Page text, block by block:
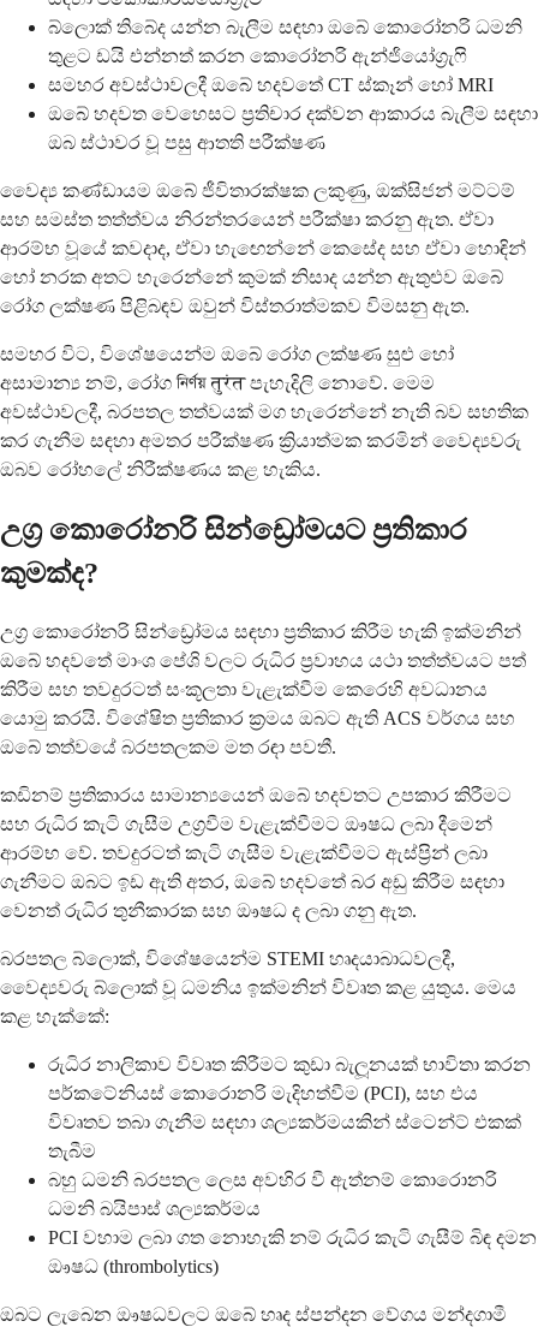
බ්ලොක් තිබේද යන්න බැලීම සඳහා ඔබේ කොරෝනරි ධමනි
තුළට ඩයි එන්නත් කරන කොරෝනරි ඇන්ජියෝග්‍රැෆි
සමහර අවස්ථාවලදී ඔබේ හදවතේ CT ස්කෑන් හෝ MRI
ඔබේ හදවත වෙහෙසට ප්‍රතිචාර දක්වන ආකාරය බැලීම සඳහා
ඔබ ස්ථාවර වූ පසු ආතති පරීක්ෂණ
වෛද්‍ය කණ්ඩායම ඔබේ ජීවිතාරක්ෂක ලකුණු, ඔක්සිජන් මට්ටම්
සහ සමස්ත තත්ත්වය නිරන්තරයෙන් පරීක්ෂා කරනු ඇත. ඒවා
ආරම්භ වූයේ කවදාද, ඒවා හැඟෙන්නේ කෙසේද සහ ඒවා හොඳින්
හෝ නරක අතට හැරෙන්නේ කුමක් නිසාද යන්න ඇතුළුව ඔබේ
රෝග ලක්ෂණ පිළිබඳව ඔවුන් විස්තරාත්මකව විමසනු ඇත.
සමහර විට, විශේෂයෙන්ම ඔබේ රෝග ලක්ෂණ සුළු හෝ
අසාමාන්‍ය නම්, රෝග নির্ণয় तुरंत පැහැදිලි නොවේ. මෙම
අවස්ථාවලදී, බරපතල තත්වයක් මග හැරෙන්නේ නැති බව සහතික
කර ගැනීම සඳහා අමතර පරීක්ෂණ ක්‍රියාත්මක කරමින් වෛද්‍යවරු
ඔබව රෝහලේ නිරීක්ෂණය කළ හැකිය.
උග්‍ර කොරෝනරි සින්ඩ්‍රෝමයට ප්‍රතිකාර
කුමක්ද?
උග්‍ර කොරෝනරි සින්ඩ්‍රෝමය සඳහා ප්‍රතිකාර කිරීම හැකි ඉක්මනින්
ඔබේ හදවතේ මාංශ පේශි වලට රුධිර ප්‍රවාහය යථා තත්ත්වයට පත්
කිරීම සහ තවදුරටත් සංකූලතා වැළැක්වීම කෙරෙහි අවධානය
යොමු කරයි. විශේෂිත ප්‍රතිකාර ක්‍රමය ඔබට ඇති ACS වර්ගය සහ
ඔබේ තත්වයේ බරපතලකම මත රඳා පවතී.
කඩිනම් ප්‍රතිකාරය සාමාන්‍යයෙන් ඔබේ හදවතට උපකාර කිරීමට
සහ රුධිර කැටි ගැසීම උග්‍රවීම වැළැක්වීමට ඖෂධ ලබා දීමෙන්
ආරම්භ වේ. තවදුරටත් කැටි ගැසීම වැළැක්වීමට ඇස්ප්‍රින් ලබා
ගැනීමට ඔබට ඉඩ ඇති අතර, ඔබේ හදවතේ බර අඩු කිරීම සඳහා
වෙනත් රුධිර තුනීකාරක සහ ඖෂධ ද ලබා ගනු ඇත.
බරපතල බ්ලොක්, විශේෂයෙන්ම STEMI හෘදයාබාධවලදී,
වෛද්‍යවරු බ්ලොක් වූ ධමනිය ඉක්මනින් විවෘත කළ යුතුය. මෙය
කළ හැක්කේ:
රුධිර නාලිකාව විවෘත කිරීමට කුඩා බැලූනයක් භාවිතා කරන
පර්කටේනියස් කොරොනරි මැදිහත්වීම (PCI), සහ එය
විවෘතව තබා ගැනීම සඳහා ශල්‍යකර්මයකින් ස්ටෙන්ට් එකක්
තැබීම
බහු ධමනි බරපතල ලෙස අවහිර වී ඇත්නම් කොරොනරි
ධමනි බයිපාස් ශල්‍යකර්මය
PCI වහාම ලබා ගත නොහැකි නම් රුධිර කැටි ගැසීම් බිඳ දමන
ඖෂධ (thrombolytics)
ඔබට ලැබෙන ඖෂධවලට ඔබේ හෘද ස්පන්දන වේගය මන්දගාමී